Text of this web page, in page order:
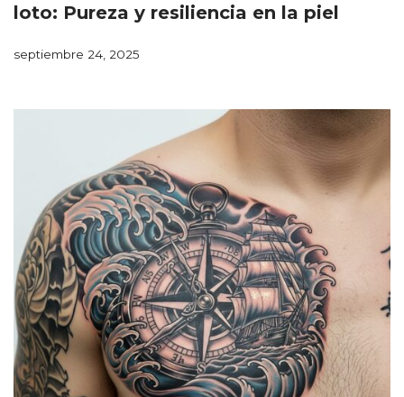
loto: Pureza y resiliencia en la piel
septiembre 24, 2025